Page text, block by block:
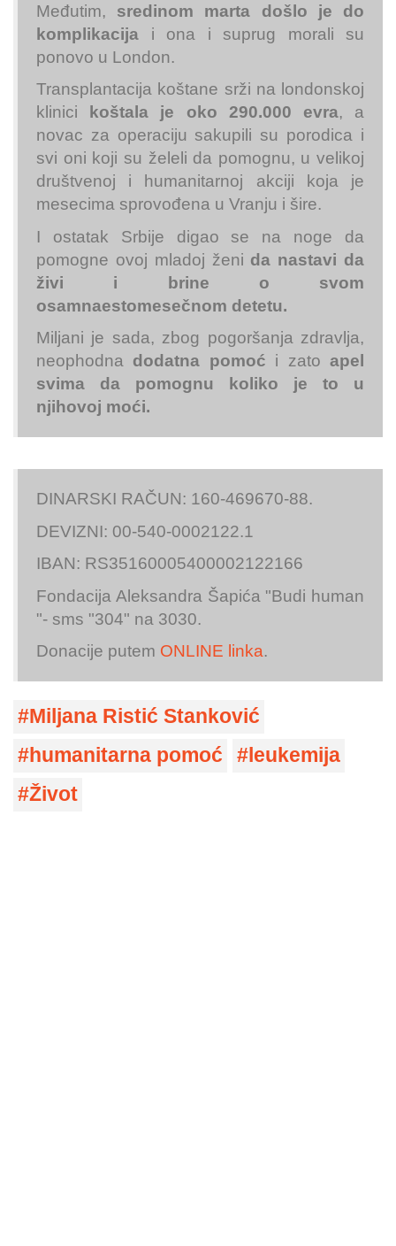
Međutim, sredinom marta došlo je do
komplikacija i ona i suprug morali su
ponovo u London.
Transplantacija koštane srži na londonskoj
klinici
koštala je oko 290.000 evra, a
novac za operaciju sakupili su porodica i
svi oni koji su želeli da pomognu, u velikoj
društvenoj i humanitarnoj akciji koja je
mesecima sprovođena u Vranju i šire.
I ostatak Srbije digao se na noge da
pomogne ovoj mladoj ženi da nastavi da
živi i brine o svom
osamnaestomesečnom detetu.
Miljani je sada, zbog pogoršanja zdravlja,
neophodna dodatna pomoć i zatoapel
svima da pomognu koliko je to u
njihovoj moći.
DINARSKI RAČUN: 160-469670-88.
DEVIZNI: 00-540-0002122.1
IBAN: RS35160005400002122166
Fondacija Aleksandra Šapića "Budi human
"- sms "304" na 3030.
Donacije putem ONLINE linka.
Miljana Ristić Stanković
humanitarna pomoć
leukemija
Život